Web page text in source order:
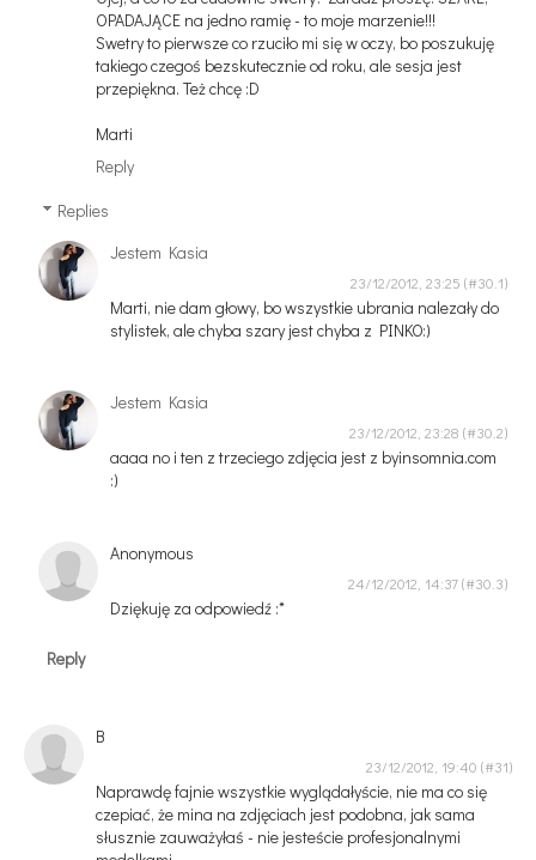
OPADAJĄCE na jedno ramię - to moje marzenie!!!
Swetry to pierwsze co rzuciło mi się w oczy, bo poszukuję
takiego czegoś bezskutecznie od roku, ale sesja jest
przepiękna. Też chcę :D
Marti
Reply
Replies
Jestem Kasia
23/12/2012, 23:25
Marti, nie dam głowy, bo wszystkie ubrania nalezały do
stylistek, ale chyba szary jest chyba z PINKO:)
Jestem Kasia
23/12/2012, 23:28
aaaa no i ten z trzeciego zdjęcia jest z byinsomnia.com
:)
Anonymous
24/12/2012, 14:37
Dziękuję za odpowiedź :*
Reply
B
23/12/2012, 19:40
Naprawdę fajnie wszystkie wyglądałyście, nie ma co się
czepiać, że mina na zdjęciach jest podobna, jak sama
słusznie zauważyłaś - nie jesteście profesjonalnymi